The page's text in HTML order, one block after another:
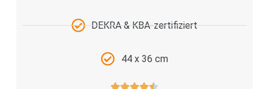
DEKRA & KBA-zertifiziert
44 x 36 cm